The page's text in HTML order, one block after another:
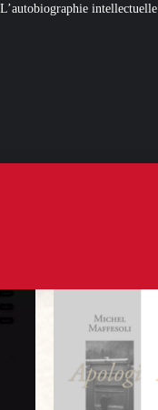
de Michel Maffesoli